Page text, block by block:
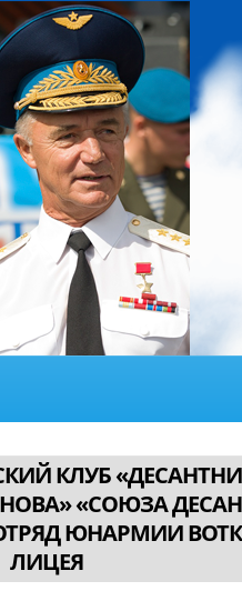
КЛУБ
«СОЮЗА
ЮНАРМИИ
ЛИЦЕЯ